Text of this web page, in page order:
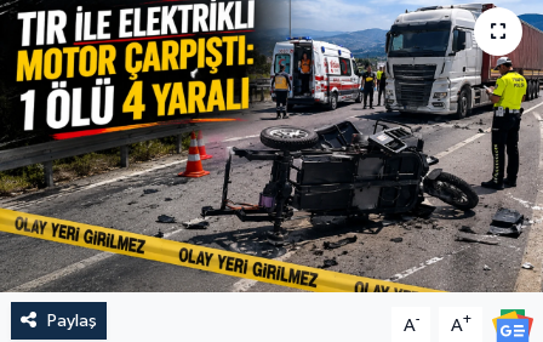
Paylaş A- A+